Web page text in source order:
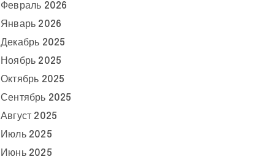
Февраль 2026
Январь 2026
Декабрь 2025
Ноябрь 2025
Октябрь 2025
Сентябрь 2025
Август 2025
Июль 2025
Июнь 2025